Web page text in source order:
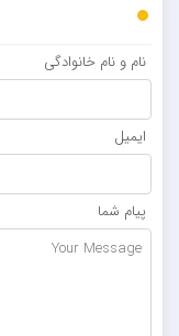
نام و نام خانوادگی
ایمیل
پیام شما